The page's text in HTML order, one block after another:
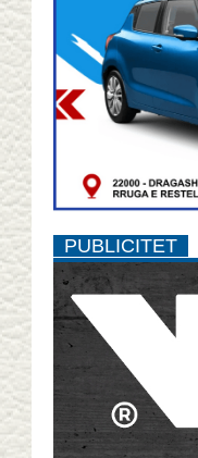
PUBLICITET